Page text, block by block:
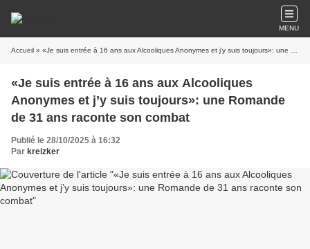
MENU
Accueil » «Je suis entrée à 16 ans aux Alcooliques Anonymes et j’y suis toujours»: une Romande de 31 ans raconte son combat
«Je suis entrée à 16 ans aux Alcooliques
Anonymes et j’y suis toujours»: une Romande
de 31 ans raconte son combat
Publié le 28/10/2025 à 16:32
Par kreizker